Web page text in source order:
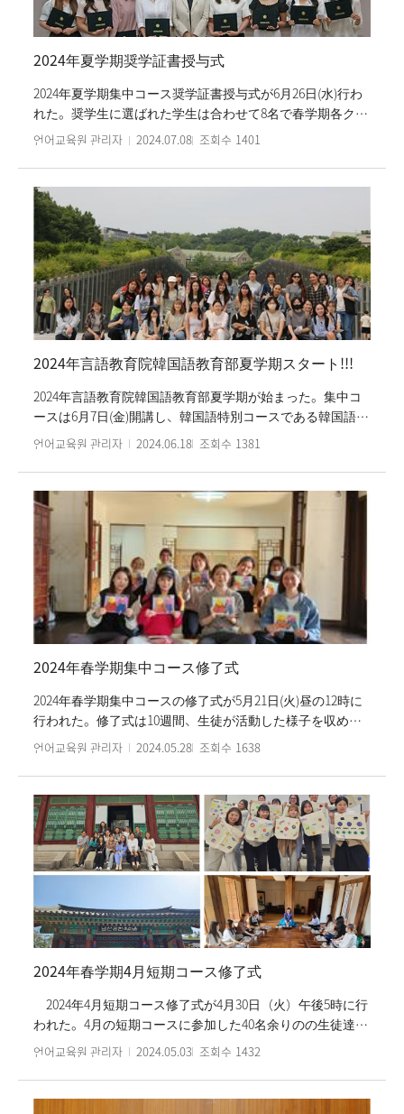
2024年夏学期奨学証書授与式
2024年夏学期集中コース奨学証書授与式が6月26日(水)行わ
れた。奨学生に選ばれた学生は合わせて8名で春学期各クラ
スの成績最優秀者たちだ。奨学証書授与式にはパク・ソン
ちの受賞を祝った。授与式はパク・ソンヒ院長の祝辞と奨
学証書授与、そして奨学生たちの感想発表と記念写真の撮
影の順で行われた。特に、奨学生たちの感想発表は韓国語
スピーキングの実力を遺憾なく発揮しただけでなく、これ
まで教えて下さった先生方を感動させた。奨学生たちは集
中コースの学費の内、50％を韓国語優秀奨学金として受け
取ることになる。梨花女子大学言語教育院は毎学期、学生
たちに成績優秀奨学金を授与している。
언어교육원 관리자 2024.07.08 조회수 1401
2024年言語教育院韓国語教育部夏学期スタート!!!
2024年言語教育院韓国語教育部夏学期が始まった。集中コ
ースは6月7日(金)開講し、韓国語特別コースである韓国語能
力試験(TOPIK)準備クラスは6月14日(金)に開講する。また、
も行われる予定だ。集中コース開講式とオリエンテーショ
ンはまず、生徒たちと歓迎のあいさつを交わし、夏学期の
日程と校内施設、安全に韓国生活を送るための情報を共有
した。また、午後には梨花女子大学言語教育院で初めて韓
国語を学ぶ新入生のために、言語圏別にオリエンテーショ
ンとキャンパスツアーも行われた。国内集中コースには世
界30余カ国から来た生徒が韓国語の研修を受けている。夏
学期集中コースは8月16日(金)に終了する。
언어교육원 관리자 2024.06.18 조회수 1381
2024年春学期集中コース修了式
2024年春学期集中コースの修了式が5月21日(火)昼の12時に
行われた。修了式は10週間、生徒が活動した様子を収めた
ビデオの上映で始まった。続いて各クラスごとにトップの
には修了証が授与された。特に6級卒業生には卒業証ととも
に卒業の記念品も贈られた。修了式は生徒が修了の感想と
これからの計画を発表し、それから記念撮影を撮って幕を
閉じた。集中コースの生徒は約半月程の春休みに入る。
2024年夏学期集中コースは6月7日(木)から始まる。
언어교육원 관리자 2024.05.28 조회수 1638
2024年春学期4月短期コース修了式
2024年4月短期コース修了式が4月30日（火）午後5時に行
われた。4月の短期コースに参加した40名余りのの生徒達は
同月9日（火）より3週間韓国語を学び韓国文化を体験し
た。3月の短期コース中、韓国語の授業では『エッセンス梨
花韓国語』が用いられた。『エッセンス梨花韓国語』は韓
国語の学習期間が長くない学習者向けに、より簡単でおも
언어교육원 관리자 2024.05.03 조회수 1432